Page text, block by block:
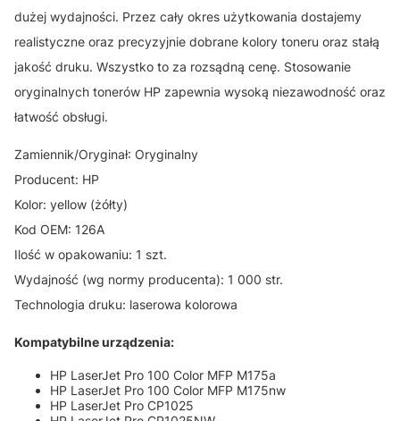
dużej wydajności. Przez cały okres użytkowania dostajemy
realistyczne oraz precyzyjnie dobrane kolory toneru oraz stałą
jakość druku. Wszystko to za rozsądną cenę. Stosowanie
oryginalnych tonerów HP zapewnia wysoką niezawodność oraz
łatwość obsługi.
Zamiennik/Oryginał: Oryginalny
Producent: HP
Kolor: yellow (żółty)
Kod OEM: 126A
Ilość w opakowaniu: 1 szt.
Wydajność (wg normy producenta): 1 000 str.
Technologia druku: laserowa kolorowa
Kompatybilne urządzenia:
HP LaserJet Pro 100 Color MFP M175a
HP LaserJet Pro 100 Color MFP M175nw
HP LaserJet Pro CP1025